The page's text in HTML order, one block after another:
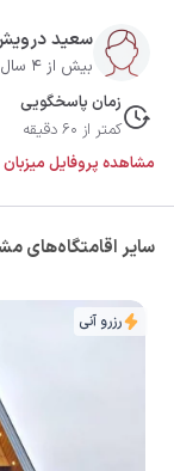
سعید
بیش از 4 سال میزبان اتاقک
زمان پاسخگویی
کمتر از 60 دقیقه
مشاهده پروفایل میزبان
سایر اقامتگاه‌های
رزرو آنی